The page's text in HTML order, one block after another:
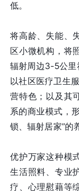
低。
将高龄、失能、
区小微机构，将
辐射周边3-5公里
以社区医疗卫生
营特色；以及其
系的商业模式，
锁、辐射居家”的
优护万家这种模
生活照料、专业
疗、心理慰藉等